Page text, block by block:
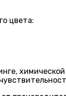
цвета: